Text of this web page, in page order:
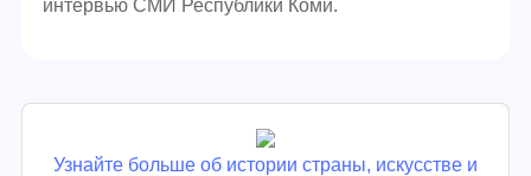
интервью СМИ Республики Коми.
Узнайте больше об истории страны, искусстве и